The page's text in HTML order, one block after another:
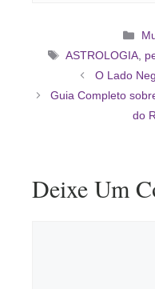
Tags
ASTROLOGIA,
O Lado
Guia Completo
do
Deixe Um